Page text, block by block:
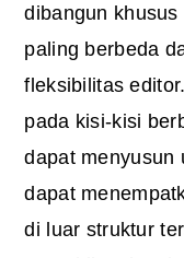
dibangun
paling berbeda
fleksibilitas
pada kisi-kisi
dapat menyusun
dapat
di luar struktur